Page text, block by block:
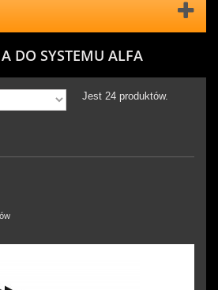
DO SYSTEMU ALFA
Jest 24 produktów.